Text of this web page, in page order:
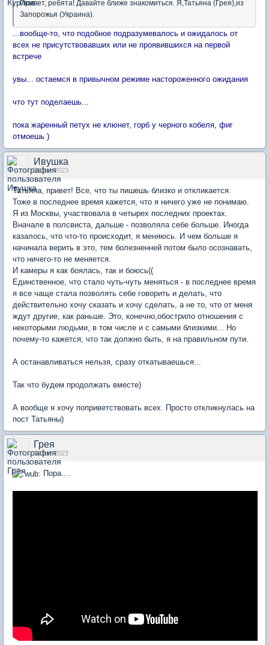
Привет, ребята! Давайте ближе знакомиться. Я,Татьяна (Грея),из
Запорожья (Украина).
...вообще-то, что подобное подразумевалось и ожидалось от
всех не присутствовавших или не проявившихся на первой
встрече
увы... остаемся в привычном режиме настороженного ожидания
что тут поделаешь...
пока жаренный петух не клюнет, горб у черного кобеля, фиг
отмоешь )
Ивушка
31 авг 2023
Татьяна, привет! Все, что ты пишешь близко и откликается.
Тоже в последнее время кажется, что я ничего уже не понимаю.
Я из Москвы, участвовала в четырех последних проектах.
Вначале в полсвиста, дальше - позволяла себе больше. Иногда
казалось, что что-то происходит, я меняюсь. И чем больше я
начинала верить в это, тем болезненней потом было осознавать,
что ничего-то не меняется.
И камеры я как боялась, так и боюсь((
Единственное, что стало чуть-чуть меняться - в последнее время
я все чаще стала позволять себе говорить и делать, что
действительно хочу сказать и хочу сделать, а не то, что от меня
ждут другие, как раньше. Это, конечно,обострило отношения с
некоторыми людьми, в том числе и с самыми близкими... Но
почему-то кажется, что так должно быть, я на правильном пути.
А останавливаться нельзя, сразу откатываешься...
Так что будем продолжать вместе)
А вообще я хочу поприветствовать всех. Просто откликнулась на
пост Татьяны)
Грея
31 авг 2023
Пора....